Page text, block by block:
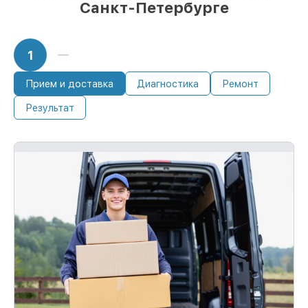
Санкт-Петербурге
1
Прием и доставка Диагностика Ремонт
Результат